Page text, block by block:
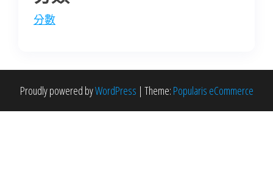
分數
Proudly powered byWordPress | Theme: Popularis eCommerce